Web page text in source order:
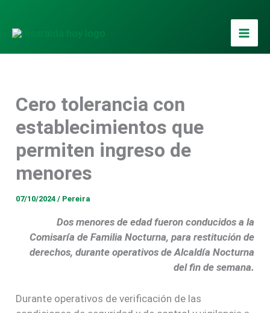
contenido
Cero tolerancia con
establecimientos que
permiten ingreso de
menores
07/10/2024/ Pereira
Dos menores de edad fueron conducidos a la
Comisaría de Familia Nocturna, para restitución de
derechos, durante operativos de Alcaldía Nocturna
del fin de semana.
Durante operativos de verificación de las